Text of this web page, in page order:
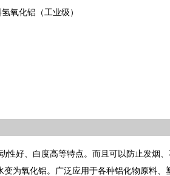
氧化铝（工业级）
性好、白度高等特点。而且可以防止发烟
为氧化铝。广泛应用于各种铝化物原料、